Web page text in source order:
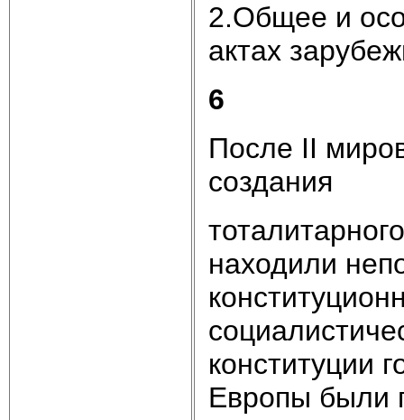
2.Общее и
актах
6
После II
создания
находили
конституции
Европы были